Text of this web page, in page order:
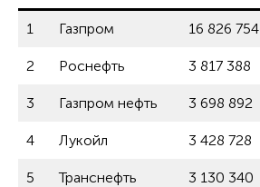
1 Газпром 16 826 754
2 Роснефть 3 817 388
3 Газпром нефть 3 698 892
4 Лукойл 3 428 728
5 Транснефть 3 130 340